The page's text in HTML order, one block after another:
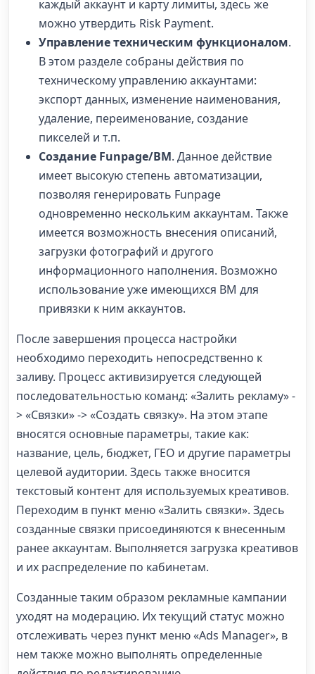
каждый аккаунт и карту лимиты, здесь же
можно утвердить Risk Payment.
Управление техническим функционалом.
В этом разделе собраны действия по
техническому управлению аккаунтами:
экспорт данных, изменение наименования,
удаление, переименование, создание
пикселей и т.п.
Создание Funpage/ВМ. Данное действие
имеет высокую степень автоматизации,
позволяя генерировать Funpage
одновременно нескольким аккаунтам. Также
имеется возможность внесения описаний,
загрузки фотографий и другого
информационного наполнения. Возможно
использование уже имеющихся BM для
привязки к ним аккаунтов.
После завершения процесса настройки
необходимо переходить непосредственно к
заливу. Процесс активизируется следующей
последовательностью команд: «Залить рекламу» -
> «Связки» -> «Создать связку». На этом этапе
вносятся основные параметры, такие как:
название, цель, бюджет, ГЕО и другие параметры
целевой аудитории. Здесь также вносится
текстовый контент для используемых креативов.
Переходим в пункт меню «Залить связки». Здесь
созданные связки присоединяются к внесенным
ранее аккаунтам. Выполняется загрузка креативов
и их распределение по кабинетам.
Созданные таким образом рекламные кампании
уходят на модерацию. Их текущий статус можно
отслеживать через пункт меню «Ads Manager», в
нем также можно выполнять определенные